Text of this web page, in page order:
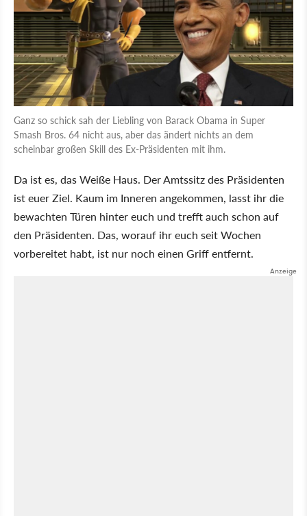
Ganz so schick sah der Liebling von Barack Obama in Super
Smash Bros. 64 nicht aus, aber das ändert nichts an dem
scheinbar großen Skill des Ex-Präsidenten mit ihm.
Da ist es, das Weiße Haus. Der Amtssitz des Präsidenten
ist euer Ziel. Kaum im Inneren angekommen, lasst ihr die
bewachten Türen hinter euch und trefft auch schon auf
den Präsidenten. Das, worauf ihr euch seit Wochen
vorbereitet habt, ist nur noch einen Griff entfernt.